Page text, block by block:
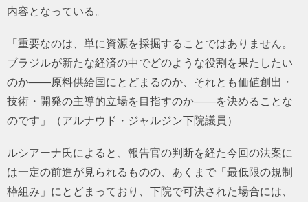
内容となっている。
「重要なのは、単に資源を採掘することではありません。
ブラジルが新たな経済の中でどのような役割を果たしたい
のか――原料供給国にとどまるのか、それとも価値創出・
技術・開発の主導的立場を目指すのか――を決めることな
のです」（アルナウド・ジャルジン下院議員）
ルシアーナ氏によると、報告官の判断を経た今回の法案に
は一定の前進が見られるものの、あくまで「最低限の規制
枠組み」にとどまっており、下院で可決された場合には、